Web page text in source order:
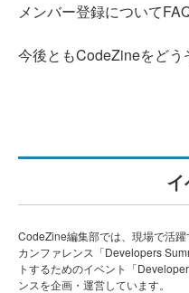
メンバー登録について
今後ともCodeZineをど
CodeZine編集部では、現場で活
カンファレンス「Developers
トするためのイベント「
ンスを企画・運営しています。